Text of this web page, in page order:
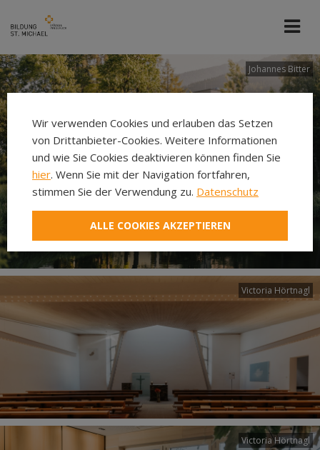
Johannes Bitter
Victoria Hörtnagl
Victoria Hörtnagl
Wir verwenden Cookies und erlauben das Setzen
von Drittanbieter-Cookies. Weitere Informationen
und wie Sie Cookies deaktivieren können finden Sie
hier. Wenn Sie mit der Navigation fortfahren,
stimmen Sie der Verwendung zu. Datenschutz
ALLE COOKIES AKZEPTIEREN